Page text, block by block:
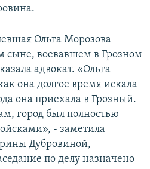
Ольга Морозова
сыне, воевавшем в Грозном
адвокат. «Ольга
она долгое время искала
она приехала в Грозный.
город был полностью
- заметила
Дубровиной,
по делу назначено